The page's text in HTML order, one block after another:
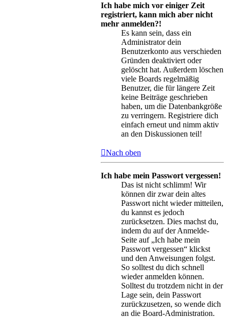
Ich habe mich vor einiger Zeit
registriert, kann mich aber nicht
mehr anmelden?!
Es kann sein, dass ein
Administrator dein
Benutzerkonto aus verschieden
Gründen deaktiviert oder
gelöscht hat. Außerdem löschen
viele Boards regelmäßig
Benutzer, die für längere Zeit
keine Beiträge geschrieben
haben, um die Datenbankgröße
zu verringern. Registriere dich
einfach erneut und nimm aktiv
an den Diskussionen teil!
Nach oben
Ich habe mein Passwort vergessen!
Das ist nicht schlimm! Wir
können dir zwar dein altes
Passwort nicht wieder mitteilen,
du kannst es jedoch
zurücksetzen. Dies machst du,
indem du auf der Anmelde-
Seite auf „Ich habe mein
Passwort vergessen“ klickst
und den Anweisungen folgst.
So solltest du dich schnell
wieder anmelden können.
Solltest du trotzdem nicht in der
Lage sein, dein Passwort
zurückzusetzen, so wende dich
an die Board-Administration.